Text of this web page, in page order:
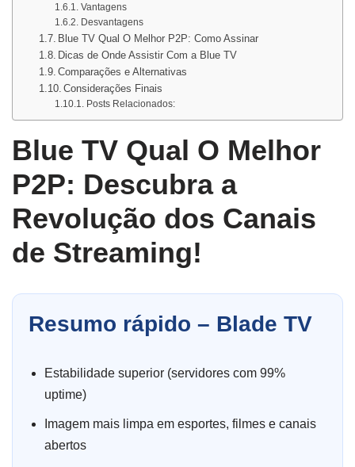
Vantagens
Desvantagens
Blue TV Qual O Melhor P2P: Como Assinar
Dicas de Onde Assistir Com a Blue TV
Comparações e Alternativas
Considerações Finais
Posts Relacionados:
Blue TV Qual O Melhor
P2P: Descubra a
Revolução dos Canais
de Streaming!
Resumo rápido – Blade TV
Estabilidade superior (servidores com 99%
uptime)
Imagem mais limpa em esportes, filmes e canais
abertos